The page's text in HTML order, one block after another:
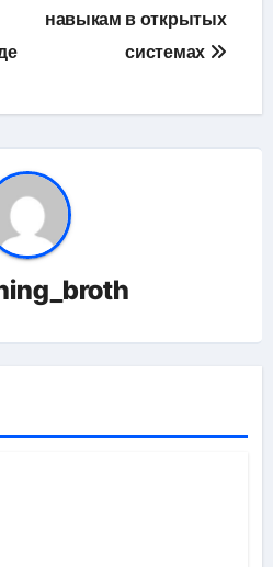
навыкам в открытых
системах